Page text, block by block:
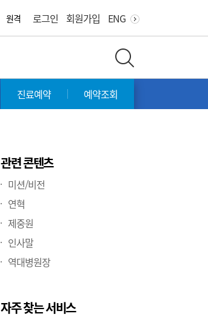
원격 로그인 회원가입 ENG
진료예약 예약조회
관련 콘텐츠
미션/비전
연혁
제중원
인사말
역대병원장
자주 찾는 서비스